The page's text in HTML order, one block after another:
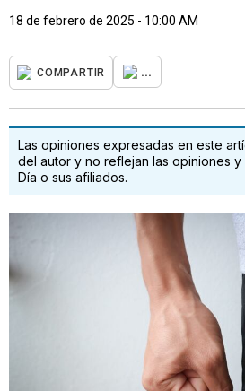
18 de febrero de 2025 - 10:00 AM
COMPARTIR ...
Las opiniones expresadas en este
del autor y no reflejan las opiniones
Día o sus afiliados.